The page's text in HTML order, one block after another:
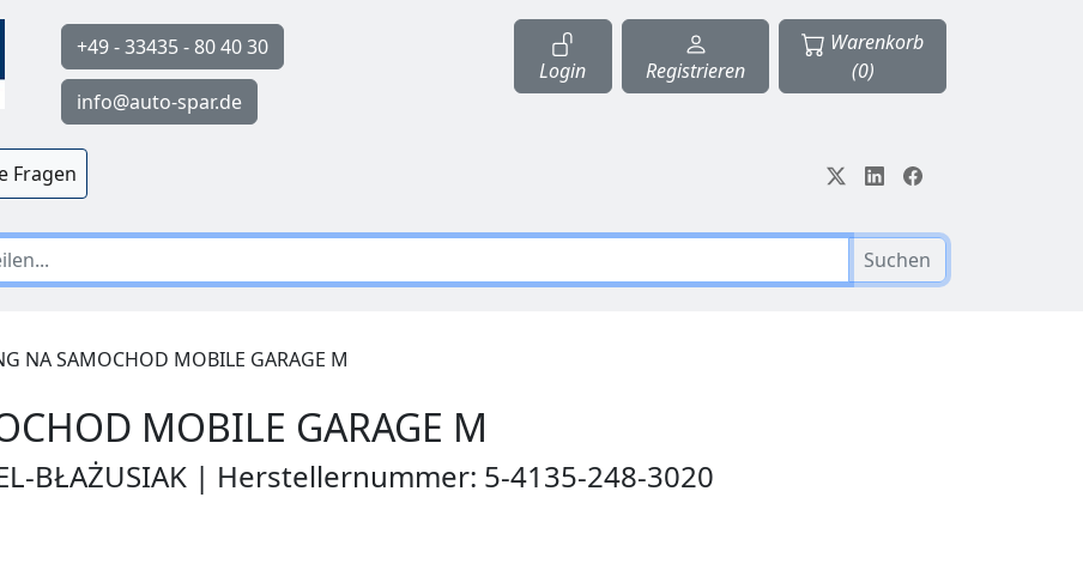
+49 - 33435 - 80 40 30
info@auto-spar.de
Login Registrieren
Warenkorb
(0)
Fragen
Suchen
NA SAMOCHOD MOBILE GARAGE M
MOBILE GARAGE M
BŁAŻUSIAK | Herstellernummer: 5-4135-248-3020